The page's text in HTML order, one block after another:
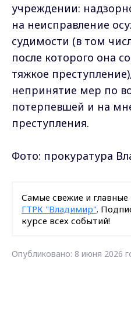
учреждении:
на неисправление
судимости (в том
после которого она
тяжкое
непринятие мер по
потерпевшей и на
преступления.
Фото: прокуратура
Самые свежие и
ГТРК "Владимир".
курсе всех событий!
Опубликовано: 8 июня 2026